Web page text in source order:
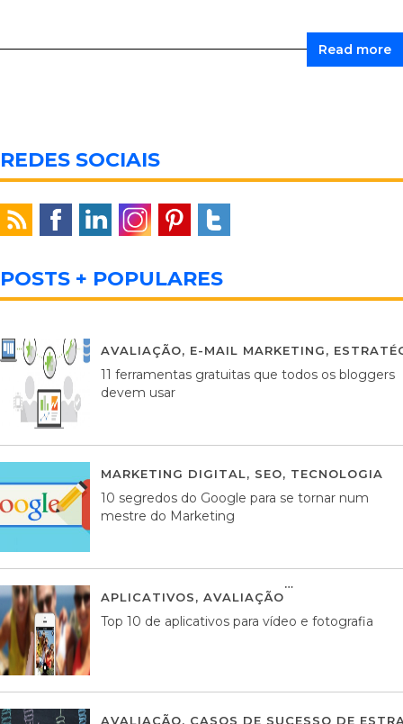
Read more
REDES SOCIAIS
POSTS + POPULARES
AVALIAÇÃO, E-MAIL MARKETING,
11 ferramentas gratuitas que todos os bloggers
devem usar
MARKETING DIGITAL, SEO, TECNOLOGIA
10 segredos do Google para se tornar num
mestre do Marketing
APLICATIVOS, AVALIAÇÃO
Top 10 de aplicativos para vídeo e fotografia
AVALIAÇÃO, CASOS DE SUCESSO DE